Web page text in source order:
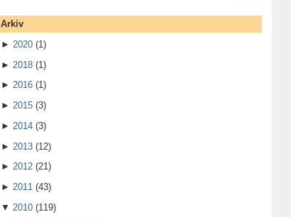
Arkiv
► 2020 (1)
► 2018 (1)
► 2016 (1)
► 2015 (3)
► 2014 (3)
► 2013 (12)
► 2012 (21)
► 2011 (43)
▼ 2010 (119)